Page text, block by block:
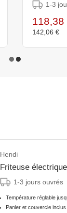
1-3
118,38
142,06 €
Hendi
Friteuse
1-3 jours ouvrés
Température réglable
Panier et couvercle inclus